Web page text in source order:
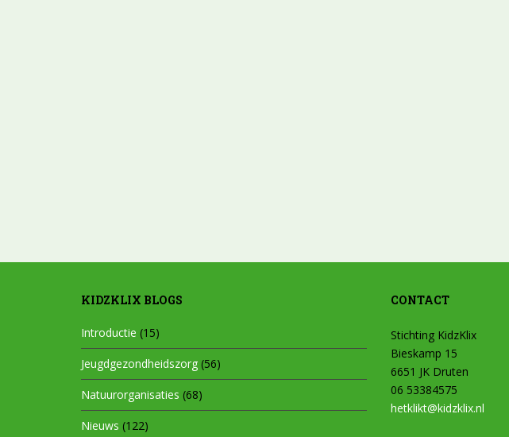
KIDZKLIX BLOGS
Introductie (15)
Jeugdgezondheidszorg (56)
Natuurorganisaties (68)
Nieuws (122)
CONTACT
Stichting KidzKlix
Bieskamp 15
6651 JK Druten
06 53384575
hetklikt@kidzklix.nl